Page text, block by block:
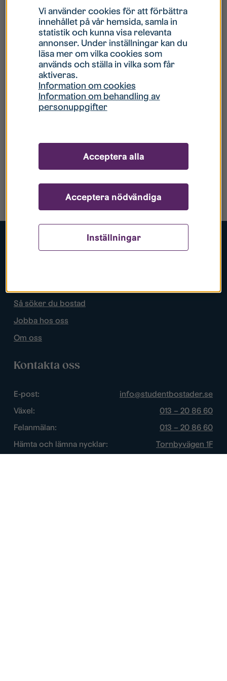
Populära sidor
Så söker du bostad
Jobba hos oss
Om oss
Kontakta oss
E-post:
info@studentbostader.se
Växel:
013 – 20 86 60
Felanmälan:
013 – 20 86 60
Hämta och lämna nycklar:
Tornbyvägen 1F
Vi använder cookies för att förbättra
innehållet på vår hemsida, samla in
statistik och kunna visa relevanta
annonser. Under inställningar kan du
läsa mer om vilka cookies som
används och ställa in vilka som får
aktiveras.
Information om cookies
Information om behandling av
personuppgifter
Inställningar
Acceptera nödvändiga
Acceptera alla